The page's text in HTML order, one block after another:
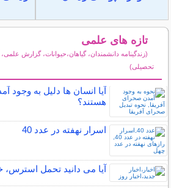
تازه های علمی
(زندگینامه دانشمندان، گیاهان،حیوانات، گزارش
تحصیلی)
آیا انسان ها دلیل به وجود
هستند؟
اسرار نهفته در عدد 40
آیا می دانید تحمل استرس،